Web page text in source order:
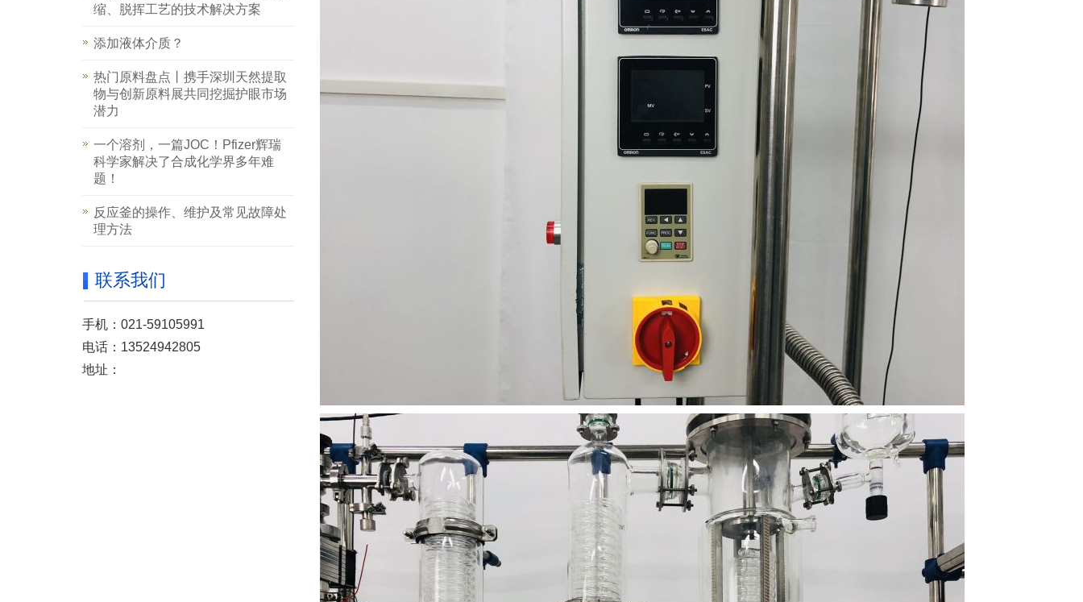
缩、脱挥工艺的技术解决方案
添加液体介质？
热门原料盘点丨携手深圳天然提取
物与创新原料展共同挖掘护眼市场
潜力
一个溶剂，一篇JOC！Pfizer辉瑞
科学家解决了合成化学界多年难
题！
反应釜的操作、维护及常见故障处
理方法
联系我们
手机：021-59105991
电话：13524942805
地址：